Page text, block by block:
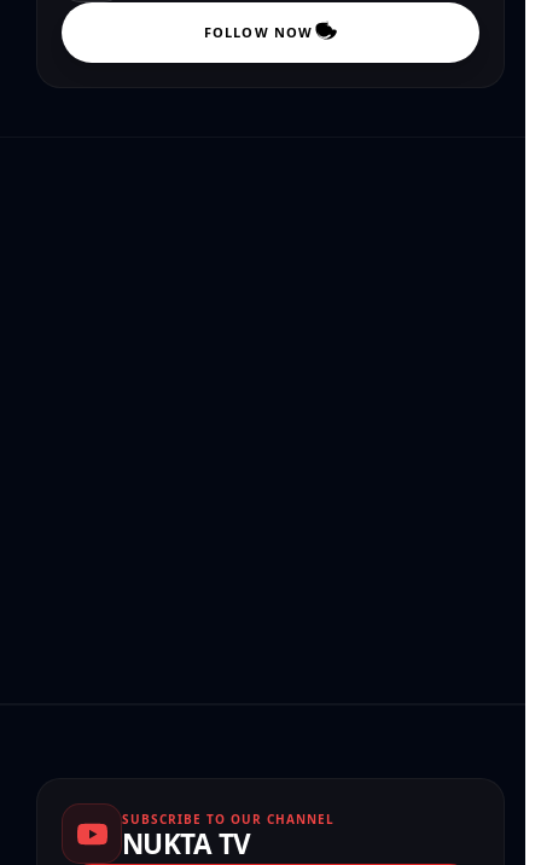
FOLLOW NOW
SUBSCRIBE TO OUR CHANNEL
NUKTA TV